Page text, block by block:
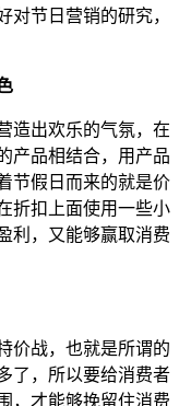
对节日营销的研究，
造出欢乐的气氛，在
产品相结合，用产品
节假日而来的就是价
折扣上面使用一些小
利，又能够赢取消费
价战，也就是所谓的
了，所以要给消费者
，才能够挽留住消费